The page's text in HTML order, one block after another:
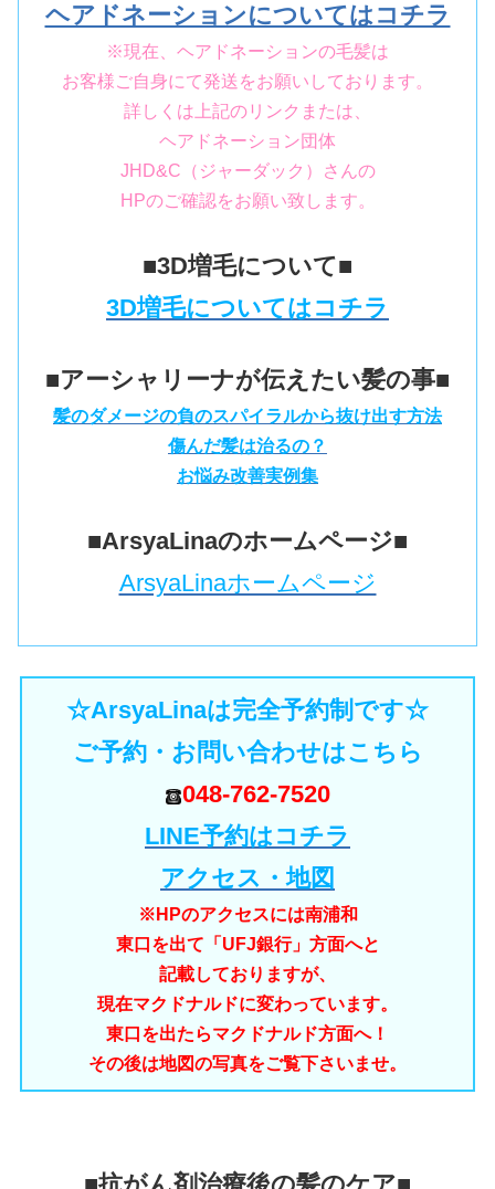
ヘアドネーションについてはコチラ
※現在、ヘアドネーションの毛髪は
お客様ご自身にて発送をお願いしております。
詳しくは上記のリンクまたは、
ヘアドネーション団体
JHD&C（ジャーダック）さんの
HPのご確認をお願い致します。
■3D増毛について■
3D増毛についてはコチラ
■アーシャリーナが伝えたい髪の事■
髪のダメージの負のスパイラルから抜け出す方法
傷んだ髪は治るの？
お悩み改善実例集
■ArsyaLinaのホームページ■
ArsyaLinaホームページ
☆ArsyaLinaは完全予約制です☆
ご予約・お問い合わせはこちら
048-762-7520
LINE予約はコチラ
アクセス・地図
※HPのアクセスには南浦和
東口を出て「UFJ銀行」方面へと
記載しておりますが、
現在マクドナルドに変わっています。
東口を出たらマクドナルド方面へ！
その後は地図の写真をご覧下さいませ。